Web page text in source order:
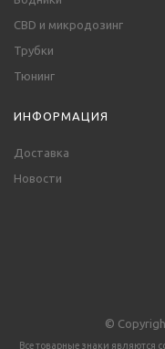
CBD и микродозинг
Трубки
Тюнинг
ИНФОРМАЦИЯ
Доставка
Новости
©
Все товарные знаки являются